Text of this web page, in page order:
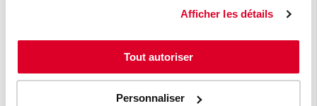
Afficher les détails
Tout autoriser
Personnaliser
traiter votre adresse e-mail afin de vous fournir le contenu